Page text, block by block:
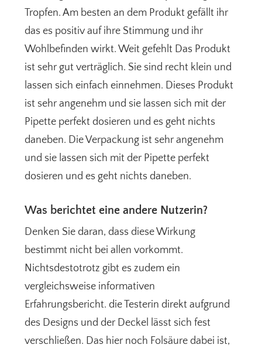
Tropfen. Am besten an dem Produkt gefällt ihr
das es positiv auf ihre Stimmung und ihr
Wohlbefinden wirkt. Weit gefehlt Das Produkt
ist sehr gut verträglich. Sie sind recht klein und
lassen sich einfach einnehmen. Dieses Produkt
ist sehr angenehm und sie lassen sich mit der
Pipette perfekt dosieren und es geht nichts
daneben. Die Verpackung ist sehr angenehm
und sie lassen sich mit der Pipette perfekt
dosieren und es geht nichts daneben.
Was berichtet eine andere Nutzerin?
Denken Sie daran, dass diese Wirkung
bestimmt nicht bei allen vorkommt.
Nichtsdestotrotz gibt es zudem ein
vergleichsweise informativen
Erfahrungsbericht. die Testerin direkt aufgrund
des Designs und der Deckel lässt sich fest
verschließen. Das hier noch Folsäure dabei ist,